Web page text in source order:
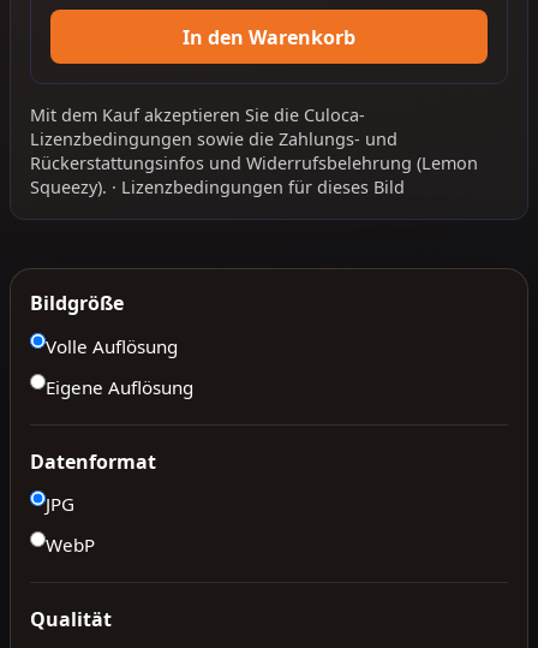
In den Warenkorb
Mit dem Kauf akzeptieren Sie die Culoca-
Lizenzbedingungen sowie die Zahlungs- und
Rückerstattungsinfos und Widerrufsbelehrung (Lemon
Squeezy). · Lizenzbedingungen für dieses Bild
Bildgröße
Volle Auflösung
Eigene Auflösung
Datenformat
JPG
WebP
Qualität